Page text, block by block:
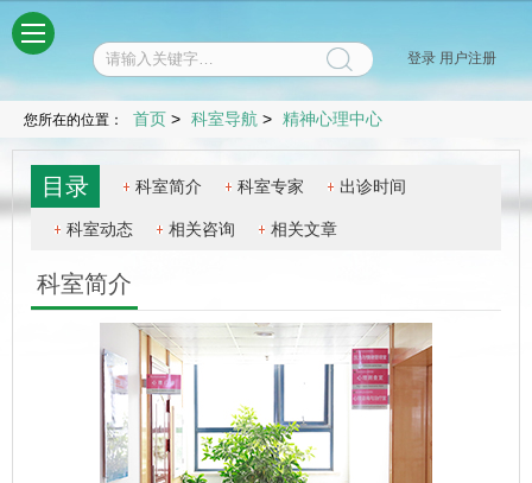
登录 用户注册
您所在的位置： 首页 > 科室导航 > 精神心理中心
目录 科室简介 科室专家 出诊时间
科室动态 相关咨询 相关文章
科室简介